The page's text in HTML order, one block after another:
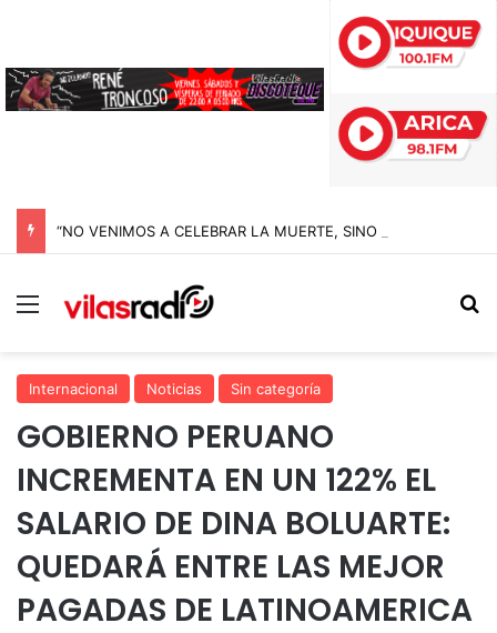
Menú
Internacional Noticias Sin categoría
GOBIERNO PERUANO
INCREMENTA EN UN 122% EL
SALARIO DE DINA BOLUARTE:
QUEDARÁ ENTRE LAS MEJOR
PAGADAS DE LATINOAMERICA